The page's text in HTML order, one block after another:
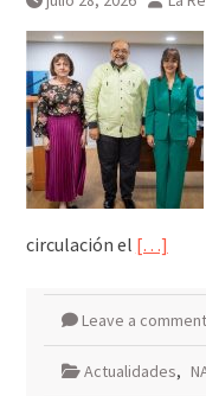
circulación el […]
Leave a comment
Actualidades,